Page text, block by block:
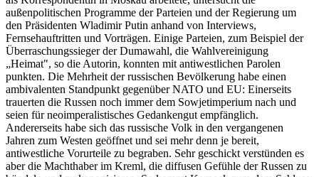
außenpolitischen Programme der Parteien und der Regierung um
den Präsidenten Wladimir Putin anhand von Interviews,
Fernsehauftritten und Vorträgen. Einige Parteien, zum Beispiel der
Überraschungssieger der Dumawahl, die Wahlvereinigung
„Heimat", so die Autorin, konnten mit antiwestlichen Parolen
punkten. Die Mehrheit der russischen Bevölkerung habe einen
ambivalenten Standpunkt gegenüber NATO und EU: Einerseits
trauerten die Russen noch immer dem Sowjetimperium nach und
seien für neoimperalistisches Gedankengut empfänglich.
Andererseits habe sich das russische Volk in den vergangenen
Jahren zum Westen geöffnet und sei mehr denn je bereit,
antiwestliche Vorurteile zu begraben. Sehr geschickt verstünden es
aber die Machthaber im Kreml, die diffusen Gefühle der Russen zu